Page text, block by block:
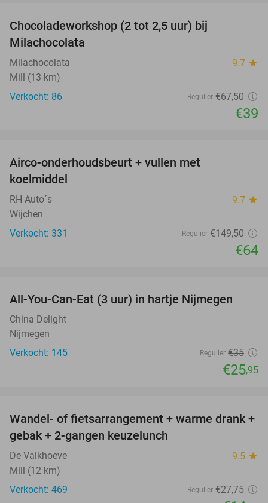
Chocoladeworkshop (2 tot 2,5 uur) bij
Milachocolata
Milachocolata 9.7 star
Mill (13 km)
Verkocht: 86
Regulier €67,50
€39
Airco-onderhoudsbeurt + vullen met
koelmiddel
RH Auto´s 9.7 star
Wijchen
Verkocht: 331
Regulier €149,50
€64
26%
All-You-Can-Eat (3 uur) in hartje Nijmegen
China Delight
Nijmegen
Verkocht: 145
Regulier €35
€25,95
46%
Wandel- of fietsarrangement + warme drank +
gebak + 2-gangen keuzelunch
De Valkhoeve 9.5 star
Mill (12 km)
Verkocht: 469
Regulier €27,75